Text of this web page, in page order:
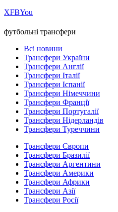
ХFBYou
футбольні трансфери
Всі новини
Трансфери України
Трансфери Англії
Трансфери Італії
Трансфери Іспанії
Трансфери Німеччини
Трансфери Франції
Трансфери Португалії
Трансфери Нідерландів
Трансфери Туреччини
Трансфери Європи
Трансфери Бразилії
Трансфери Аргентини
Трансфери Америки
Трансфери Африки
Трансфери Азії
Трансфери Росії